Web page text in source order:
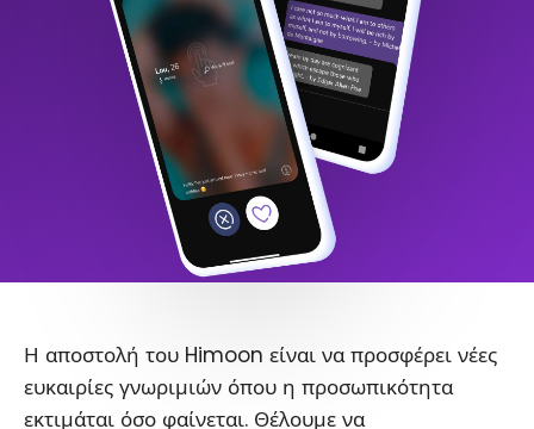
Η αποστολή του Himoon είναι να προσφέρει νέες
ευκαιρίες γνωριμιών όπου η προσωπικότητα
εκτιμάται όσο φαίνεται. Θέλουμε να